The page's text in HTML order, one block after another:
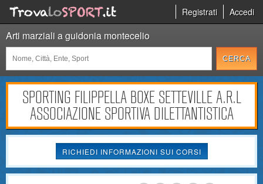
Registrati Accedi
Arti marziali a guidonia montecelio
SPORTING FILIPPELLA BOXE SETTEVILLE A.R.L
ASSOCIAZIONE SPORTIVA DILETTANTISTICA
RICHIEDI INFORMAZIONI SUI CORSI